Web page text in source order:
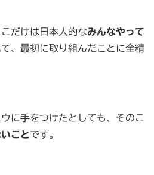
だけは日本人的なみんなやって
、最初に取り組んだことに全精
に手をつけたとしても、そのこ
ことです。